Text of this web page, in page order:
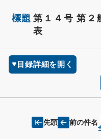
標題 第１４号 第２
表
目録詳細を開く
先頭 前の件名